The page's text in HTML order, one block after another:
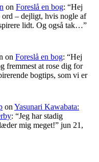
on Foreslå en bog: “Hej
– dejligt, hvis nogle af
lidt. Og også tak…”
on Foreslå en bog: “Hej
fremmest at rose dig for
bogtips, som vi er
on Yasunari Kawabata:
: “Jeg har stadig
mig meget!” jun 21,